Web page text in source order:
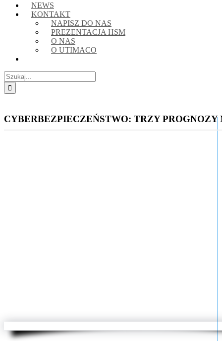
NEWS
KONTAKT
NAPISZ DO NAS
PREZENTACJA HSM
O NAS
O UTIMACO
Szukaj
CYBERBEZPIECZEŃSTWO: TRZY PROGNOZY